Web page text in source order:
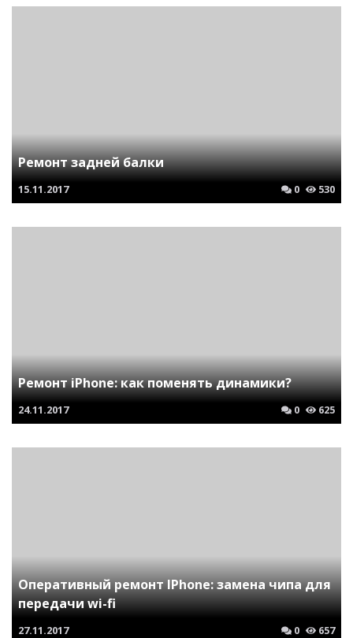
Ремонт задней балки
15.11.2017 0 530
Ремонт iPhone: как поменять динамики?
24.11.2017 0 625
Оперативный ремонт IPhone: замена чипа для
передачи wi-fi
27.11.2017 0 657